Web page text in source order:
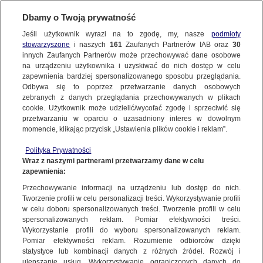
METEO
POLSKA
Spadł z trzydziestu metrów. Turysta zginął
w Tatrach
Agnieszka Stradecka
28.05.2026, 19:49
Posłuchaj artykułu
Czyta lektor AI
Dbamy o Twoją prywatność
Jeśli użytkownik wyrazi na to zgodę, my, nasze podmioty
stowarzyszone i naszych 161Zaufanych Partnerów IAB oraz 30
innych Zaufanych Partnerów może przechowywać dane osobowe
na urządzeniu użytkownika i uzyskiwać do nich dostęp w celu
zapewnienia bardziej spersonalizowanego sposobu przeglądania.
Odbywa się to poprzez przetwarzanie danych osobowych
zebranych z danych przeglądania przechowywanych w plikach
cookie. Użytkownik może udzielić/wycofać zgodę i sprzeciwić się
przetwarzaniu w oparciu o uzasadniony interes w dowolnym
momencie, klikając przycisk „Ustawienia plików cookie i reklam”.
Polityka Prywatności
Wraz z naszymi partnerami przetwarzamy dane w celu
zapewnienia:
Przechowywanie informacji na urządzeniu lub dostęp do nich.
Tworzenie profili w celu personalizacji treści. Wykorzystywanie profili
w celu doboru spersonalizowanych treści. Tworzenie profili w celu
spersonalizowanych reklam. Pomiar efektywności treści.
Wykorzystanie profili do wyboru spersonalizowanych reklam.
Pomiar efektywności reklam. Rozumienie odbiorców dzięki
statystyce lub kombinacji danych z różnych źródeł. Rozwój i